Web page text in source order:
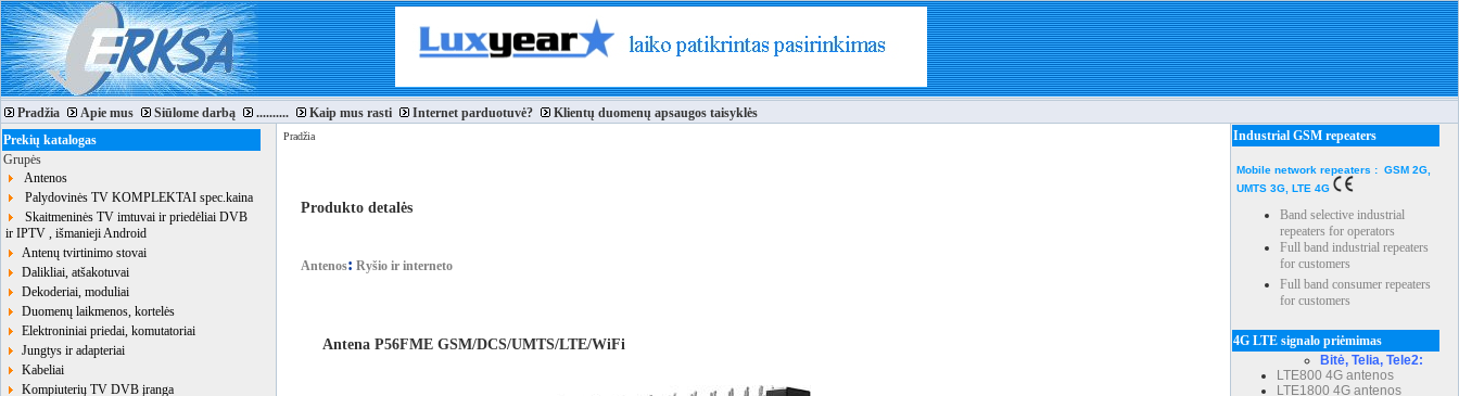
Pradžia Apie mus Siūlome darbą .......... Kaip mus rasti Internet parduotuvė?
Klientų duomenų apsaugos taisyklės
Prekių katalogas
Grupės
Antenos
Palydovinės TV KOMPLEKTAI spec.kaina
Skaitmeninės TV imtuvai ir priedėliai DVB
ir IPTV , išmanieji Android
Antenų tvirtinimo stovai
Dalikliai, atšakotuvai
Dekoderiai, moduliai
Duomenų laikmenos, kortelės
Elektroniniai priedai, komutatoriai
Jungtys ir adapteriai
Kabeliai
Kompiuterių TV DVB įranga
Pradžia
Produkto detalės
Antenos: Ryšio ir interneto
Antena P56FME GSM/DCS/UMTS/LTE/WiFi
Industrial GSM repeaters
Mobile network repeaters : GSM 2G,
UMTS 3G, LTE 4G
Band selective industrial
repeaters for operators
Full band industrial repeaters
for customers
Full band consumer repeaters
for customers
4G LTE signalo priėmimas
Bitė, Telia, Tele2:
LTE800 4G antenos
LTE1800 4G antenos